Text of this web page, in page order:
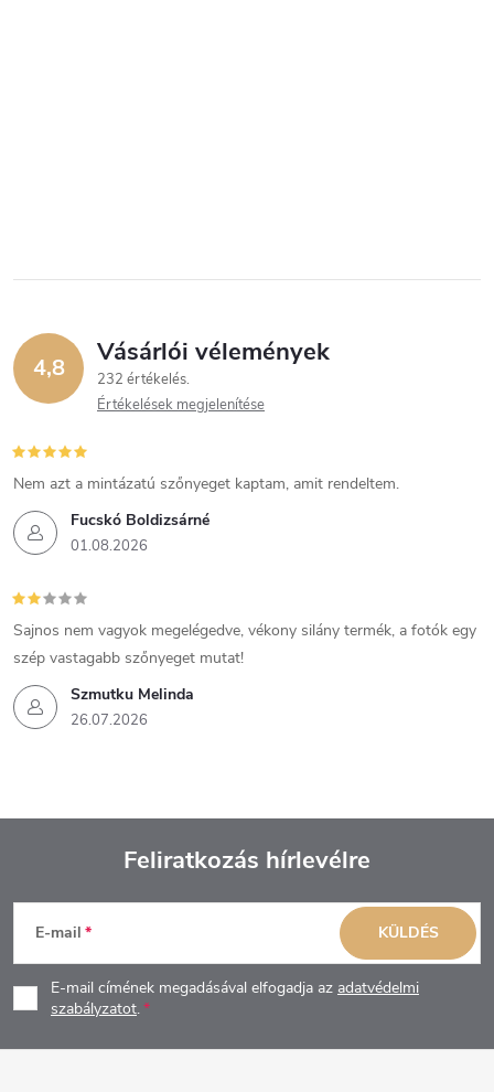
4,8 Vásárlói vélemények
232 értékelés
Értékelések megjelenítése
Fucskó Boldizsárné
01.08.2026
Nem azt a mintázatú szőnyeget kaptam, amit rendeltem.
Szmutku Melinda
26.07.2026
Sajnos nem vagyok megelégedve, vékony silány termék, a fotók egy
szép vastagabb szőnyeget mutat!
L
á
b
Feliratkozás hírlevélre
E-mail
E-mail címének megadásával elfogadja az adatvédelmi
szabályzatot.
KÜLDÉS